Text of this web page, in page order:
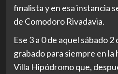
finalista y en esa instancia
de Comodoro Rivadavia.
Ese 3 a 0 de aquel sábado
grabado para siempre en
Villa Hipódromo que,